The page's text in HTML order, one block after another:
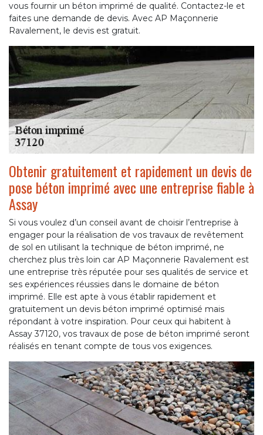
vous fournir un béton imprimé de qualité. Contactez-le et
faites une demande de devis. Avec AP Maçonnerie
Ravalement, le devis est gratuit.
Obtenir gratuitement et rapidement un devis de
pose béton imprimé avec une entreprise fiable à
Assay
Si vous voulez d’un conseil avant de choisir l’entreprise à
engager pour la réalisation de vos travaux de revêtement
de sol en utilisant la technique de béton imprimé, ne
cherchez plus très loin car AP Maçonnerie Ravalement est
une entreprise très réputée pour ses qualités de service et
ses expériences réussies dans le domaine de béton
imprimé. Elle est apte à vous établir rapidement et
gratuitement un devis béton imprimé optimisé mais
répondant à votre inspiration. Pour ceux qui habitent à
Assay 37120, vos travaux de pose de béton imprimé seront
réalisés en tenant compte de tous vos exigences.